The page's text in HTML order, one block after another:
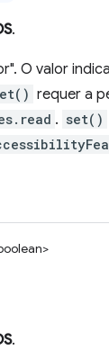
.
O valor
requer a
. set()
.